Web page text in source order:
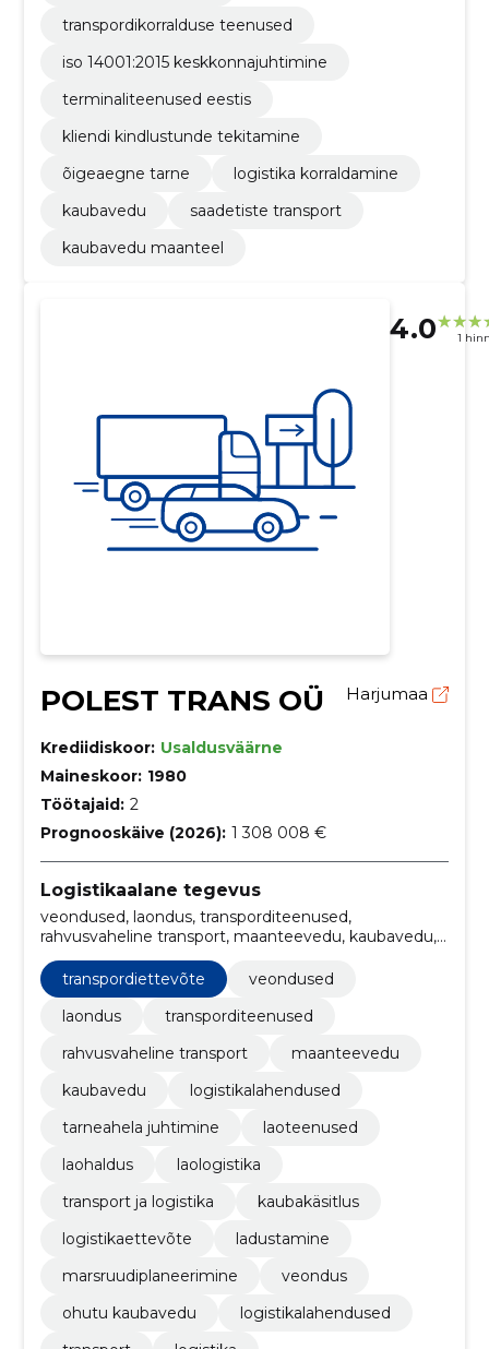
transpordikorralduse teenused
iso 14001:2015 keskkonnajuhtimine
terminaliteenused eestis
kliendi kindlustunde tekitamine
õigeaegne tarne
logistika korraldamine
kaubavedu
saadetiste transport
kaubavedu maanteel
4.0 1
POLEST TRANS OÜ Harjumaa
Krediidiskoor: Usaldusväärne
Maineskoor: 1980
Töötajaid: 2
Prognooskäive (2026): 1 308 008 €
Logistikaalane tegevus
veondused, laondus, transporditeenused,
rahvusvaheline transport, maanteevedu, kaubavedu,
logistikalahendused, tarneahela juhtimine,
laoteenused, laohaldus
transpordiettevõte
veondused
laondus
transporditeenused
rahvusvaheline transport
maanteevedu
kaubavedu
logistikalahendused
tarneahela juhtimine
laoteenused
laohaldus
laologistika
transport ja logistika
kaubakäsitlus
logistikaettevõte
ladustamine
marsruudiplaneerimine
veondus
ohutu kaubavedu
logistikalahendused